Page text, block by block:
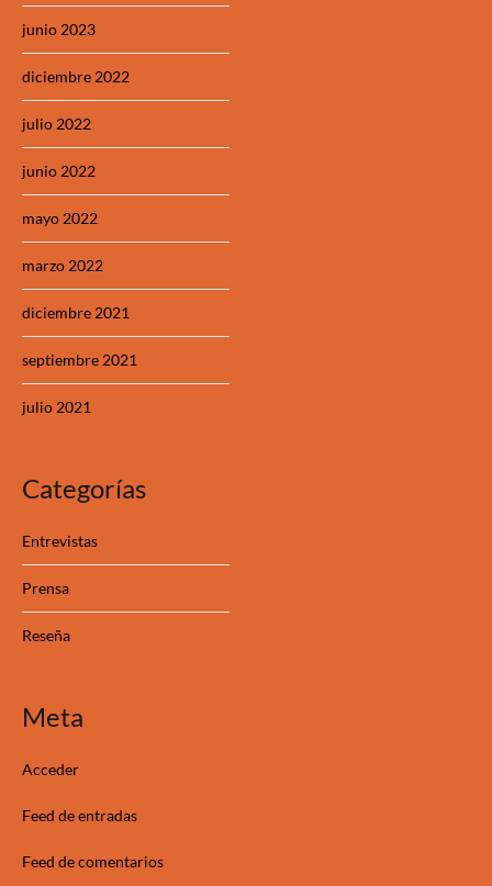
junio 2023
diciembre 2022
julio 2022
junio 2022
mayo 2022
marzo 2022
diciembre 2021
septiembre 2021
julio 2021
Categorías
Entrevistas
Prensa
Reseña
Meta
Acceder
Feed de entradas
Feed de comentarios